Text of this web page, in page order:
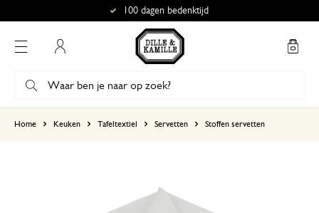
100 dagen bedenktijd
Home Keuken Tafeltextiel Servetten Stoffen servetten